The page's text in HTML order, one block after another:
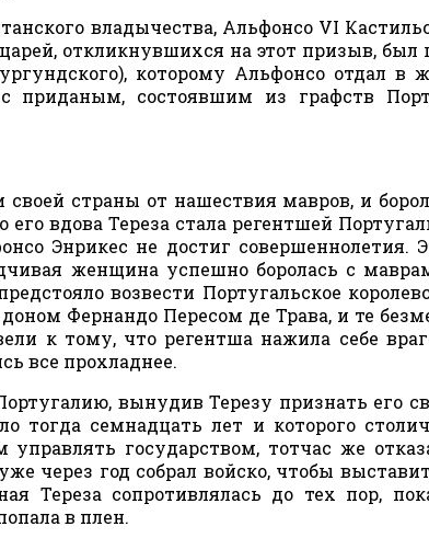
владычества, Альфонсо VI
откликнувшихся на этот призыв, был
которому Альфонсо отдал в
приданым, состоявшим из графств
страны от нашествия мавров, и
его вдова Тереза стала регентшей
Энрикес не достиг совершеннолетия.
женщина успешно боролась с
возвести Португальское
Фернандо Пересом де Трава, и те
к тому, что регентша нажила себе
все прохладнее.
вынудив Терезу признать его
тогда семнадцать лет и которого
государством, тотчас же
через год собрал войско, чтобы
Тереза сопротивлялась до тех пор,
в плен.